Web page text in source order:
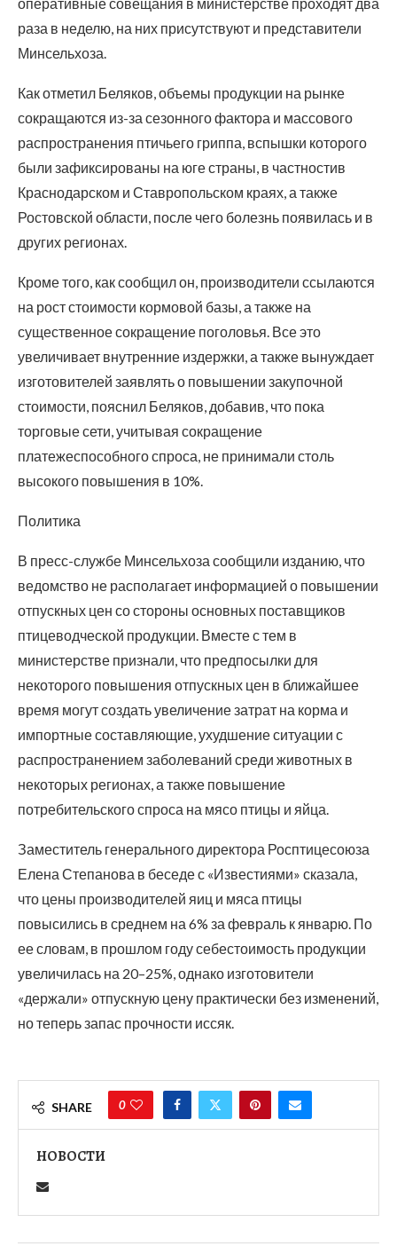
оперативные совещания в министерстве проходят два
раза в неделю, на них присутствуют и представители
Минсельхоза.
Как отметил Беляков, объемы продукции на рынке
сокращаются из-за сезонного фактора и массового
распространения птичьего гриппа, вспышки которого
были зафиксированы на юге страны, в частностив
Краснодарском и Ставропольском краях, а также
Ростовской области, после чего болезнь появилась и в
других регионах.
Кроме того, как сообщил он, производители ссылаются
на рост стоимости кормовой базы, а также на
существенное сокращение поголовья. Все это
увеличивает внутренние издержки, а также вынуждает
изготовителей заявлять о повышении закупочной
стоимости, пояснил Беляков, добавив, что пока
торговые сети, учитывая сокращение
платежеспособного спроса, не принимали столь
высокого повышения в 10%.
Политика
В пресс-службе Минсельхоза сообщили изданию, что
ведомство не располагает информацией о повышении
отпускных цен со стороны основных поставщиков
птицеводческой продукции. Вместе с тем в
министерстве признали, что предпосылки для
некоторого повышения отпускных цен в ближайшее
время могут создать увеличение затрат на корма и
импортные составляющие, ухудшение ситуации с
распространением заболеваний среди животных в
некоторых регионах, а также повышение
потребительского спроса на мясо птицы и яйца.
Заместитель генерального директора Росптицесоюза
Елена Степанова в беседе с «Известиями» сказала,
что цены производителей яиц и мяса птицы
повысились в среднем на 6% за февраль к январю. По
ее словам, в прошлом году себестоимость продукции
увеличилась на 20–25%, однако изготовители
«держали» отпускную цену практически без изменений,
но теперь запас прочности иссяк.
SHARE 0
НОВОСТИ